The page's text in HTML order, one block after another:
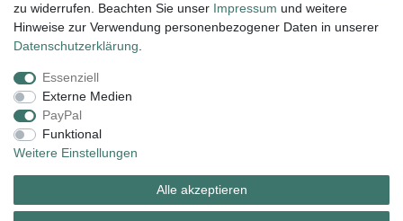
Impressum Daten­schutz­erklärung AGB
Widerrufs­recht
Zahlungsarten:
zu widerrufen. Beachten Sie unser Impressum und weitere
Hinweise zur Verwendung personenbezogener Daten in unserer
Daten­schutz­erklärung
Essenziell
Externe Medien
PayPal
Funktional
Weitere Einstellungen
Alle akzeptieren